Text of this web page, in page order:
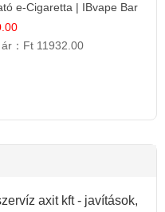
e-Cigaretta | IBvape Bar
： Ft 11932.00
axit kft - javítások,